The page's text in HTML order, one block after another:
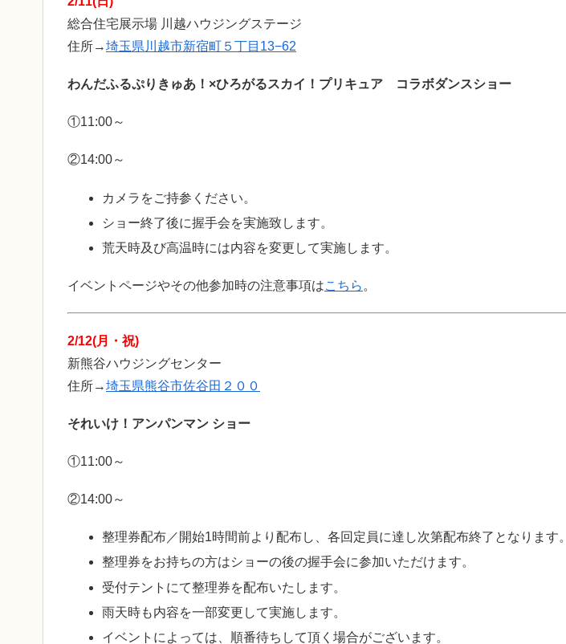
総合住宅展示場 川越ハウジングステージ
住所→埼玉県川越市新宿町５丁目13−62
わんだふるぷりきゅあ！×ひろがるスカイ！プリキュア コラボダンスショー
①11:00～
②14:00～
カメラをご持参ください。
ショー終了後に握手会を実施致します。
荒天時及び高温時には内容を変更して実施します。
イベントページやその他参加時の注意事項はこちら 。
2/12(月・祝)
新熊谷ハウジングセンター
住所→埼玉県熊谷市佐谷田２００
それいけ！アンパンマン ショー
①11:00～
②14:00～
整理券配布／開始1時間前より配布し、各回定員に達し次第配布終了となります。
整理券をお持ちの方はショーの後の握手会に参加いただけます。
受付テントにて整理券を配布いたします。
雨天時も内容を一部変更して実施します。
イベントによっては、順番待ちして頂く場合がございます。